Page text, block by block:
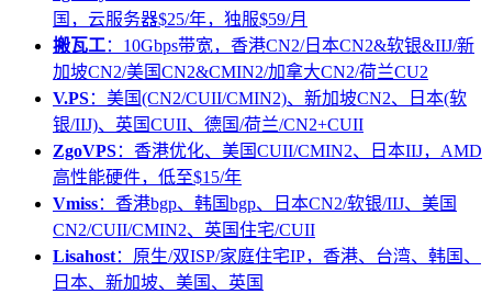
国，云服务器$25/年，独服$59/月
搬瓦工：10Gbps带宽，香港CN2/日本CN2&软银&IIJ/新
加坡CN2/美国CN2&CMIN2/加拿大CN2/荷兰CU2
V.PS：美国(CN2/CUII/CMIN2)、新加坡CN2、日本(软
银/IIJ)、英国CUII、德国/荷兰/CN2+CUII
ZgoVPS：香港优化、美国CUII/CMIN2、日本IIJ，AMD
高性能硬件，低至$15/年
Vmiss：香港bgp、韩国bgp、日本CN2/软银/IIJ、美国
CN2/CUII/CMIN2、英国住宅/CUII
Lisahost：原生/双ISP/家庭住宅IP，香港、台湾、韩国、
日本、新加坡、美国、英国